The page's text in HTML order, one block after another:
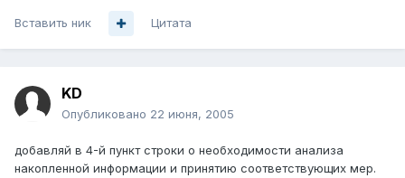
Вставить ник Цитата
KD
Опубликовано 22 июня, 2005
добавляй в 4-й пункт строки о необходимости анализа
накопленной информации и принятию соответствующих мер.